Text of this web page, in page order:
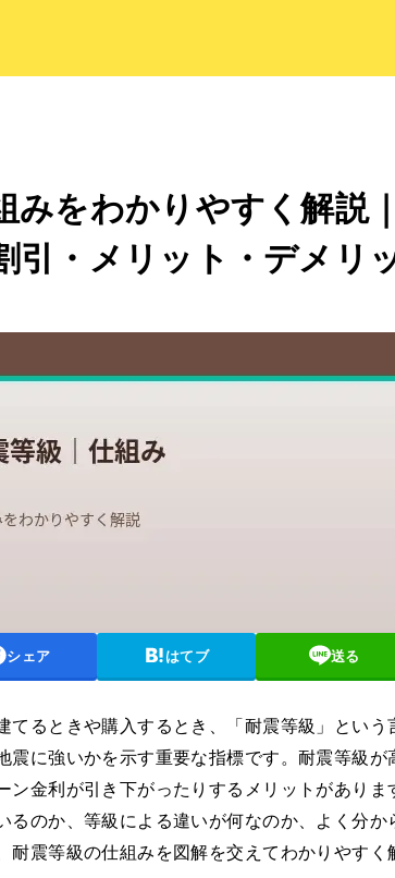
みをわかりやすく解説
引・メリット・デメリ
シェア はてブ 送る
てるときや購入するとき、「耐震等級」とい
震に強いかを示す重要な指標です。耐震等級
ン金利が引き下がったりするメリットがあり
るのか、等級による違いが何なのか、よく分
震等級の仕組みを図解を交えてわかりやすく